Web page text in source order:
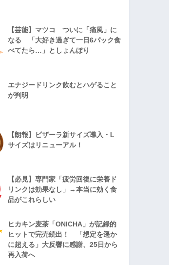
【芸能】マツコ ついに「痛風」に
なる 「大好き過ぎて一日6パック食
べてたら…」としょんぼり
エナジードリンク飲むとハゲること
が判明
【朗報】ピザーラ新サイズ導入・L
サイズはリニューアル！
【必見】専門家「疲労回復に栄養ド
リンクは効果なし」→本当に効く食
品がこれらしい
ヒカキン麦茶「ONICHA」が記録的
ヒットで完売続出！ 「想定を遥か
に超える」大反響に感謝、25日から
再入荷へ